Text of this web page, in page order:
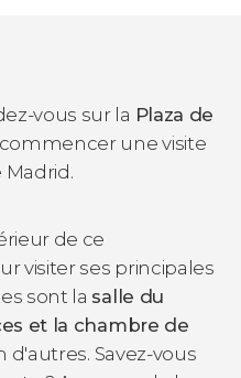
vous sur la Plaza de
une visite
Madrid.
de ce
visiter ses principales
sont la salle du
et la chambre de
d'autres. Savez-vous